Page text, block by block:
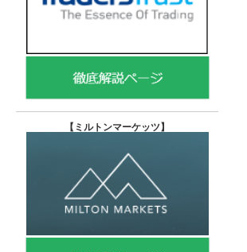
【 ミルトンマーケッツ】